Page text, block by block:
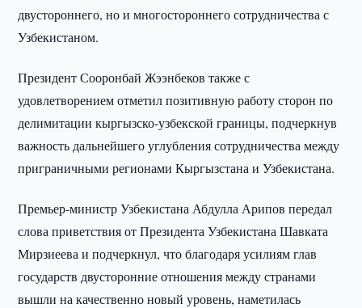
двустороннего, но и многостороннего сотрудничества с
Узбекистаном.
Президент Сооронбай Жээнбеков также с
удовлетворением отметил позитивную работу сторон по
делимитации кыргызско-узбекской границы, подчеркнув
важность дальнейшего углубления сотрудничества между
приграничными регионами Кыргызстана и Узбекистана.
Премьер-министр Узбекистана Абдулла Арипов передал
слова приветствия от Президента Узбекистана Шавката
Мирзиеева и подчеркнул, что благодаря усилиям глав
государств двусторонние отношения между странами
вышли на качественно новый уровень, наметилась